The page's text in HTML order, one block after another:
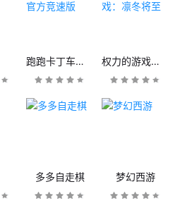
跑跑卡丁车官方竞速版 权力的游戏：凛冬将至
多多自走棋 梦幻西游